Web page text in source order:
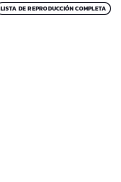
LISTA DE REPRODUCCIÓN COMPLETA